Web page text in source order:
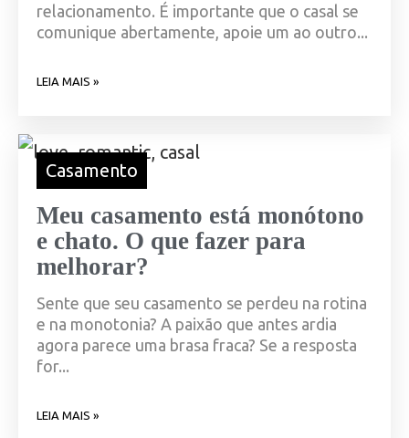
relacionamento. É importante que o casal se
comunique abertamente, apoie um ao outro...
LEIA MAIS »
Casamento
Meu casamento está monótono
e chato. O que fazer para
melhorar?
Sente que seu casamento se perdeu na rotina
e na monotonia? A paixão que antes ardia
agora parece uma brasa fraca? Se a resposta
for...
LEIA MAIS »